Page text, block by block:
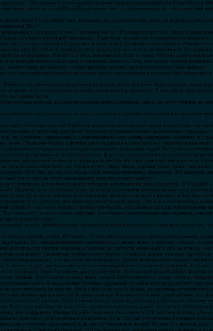
звезда". Это видимо с этого корабля работал компьютер который вёл Юлия Цезаря.
компьютер заставил Юлия Цезаря уничтожить самую великую из тогдашних
время около 0 года нашей эры. Церьковь, это одурманенные люди, их врядли можно
"Бог".
и говори в голове у человека как бог. Или надоел этот бог, зашёл в
назад, это был сильнейший противник. Люди были полностью беззащитны без защиты
что на сегодняшний день, миллиарды людей называют себя рабами и считают
себя так? Не спешите осуждать этих людей, они все под их воздействием, без экрана
нереально. Наглости у этих завоевателей было столько, что они даже начали
а волноводы космической связи в пирамиде Хеопса в Гизе, это теперь
можете сами догадаться, столько времени прошло, да и металл тогда очень ценился.
межпланетный корабль взорвался, кусок термоядерного реактора был замурован
же это метеорит, если он летал зигзагами, всего кораблей было 3 штуки, люди
на место излучения шедшее из земли, затем корабль взорвался. А вот что за люди
это сделал Тесла.
роботы, которые не видимы невооружённым глазом, но могут влиять на
цифрового фотоаппарата, где спектр частот воспринимаемых матрицей шире чем
идёт от живых существ. Наиболее мощное излучение идёт когда живое существо
устройства, для своей подпитки устраивают всякие катаклизмы у природы и
не обьявлено официально о существовании этих электромагнитных созданий,
чумы. Общество болеет, а физики дают подписки в спецслужбы о неразглашении этой
руководства государств и спецслужб в основном дефектных людей. Которые
делают всё возможное чтобы скрыть тот факт, что электроманитное излучение
заболеваний человека и природы являются эти электромагнитные паразиты.
цель создать катаклизм, где страдают все, люди, звери, деревья, реки, трава - всё
2000 лет, это просто обеды этих электромагнитных паразитов. Эти паразиты
выступить против этого высасывания энергии из всего живого.
отсутствуют в принципе шансы победить электромагнитных паразитов. 90 % людей
Причина этих заражений одна, нужна еда электромагнитным паразитам и
людей, которые обезумели от внешнего источника излучения и идут в бой брат на
высосут и с другого, вне зависимости от исхода драки. Это как в тотализаторе,
добавьте что этому паразиту нужно что-бы оба участника получили максимальные
победил?" если почти все мёртвые. А победили электромагнитные паразиты, они
так и среди русских.
нужно делать, зомбированных зачинателей войн уничтожать, устраивать жизнь так,
технику руками зомби. Всё живое. Также это относится и к траве, даже к камням,
Но электромагнитные паразиты это отлично знают и конечно создали
всю природу против человека, а человек по глупости своей идёт у них на поводу.
вокруг слышит как человек режет дерево, и каждое дерево посылает
таким уровнем шума, что на сотни метров вокруг, даже в зашумленном городе слышно
благоухает цветами мы получаем газон который боится и излучает ненависть в
если так нужно, было бы совсем другое излучение. Хотя можно ведь обойтись вообще
меньше. Рыбу ловили в коши, жаки, сетями безболезненно и только спелую,
рыба. А ведь сколько болевых ощущений от рыбы идёт когда её тянут
как мучается рыба на крючке. Им и рыба та не особо нужна, им приятны мучения этой
хлеб фермер или колхозник? А такая разница. Фермер сеет в своё удовольствие, его
своей спокойной жизнью. Хлеб получается с хорошими, добрыми вибрациями. Молоко
Колхозник работает из под палки, мучается всю жизнь, клянёт всех и вся.
чем из фермера. Наёмного работника ведь бить легче в 100 раз, чем хозяина. Это и
есть мясо, если животное испытывало боль. Это мясо пропитано болевыми
мясо и молоко получается, если они мучаются всю жизнь? Можно его вообще есть?
Смысл работы в том, что бы человек мог заработать деньги на жизнь и в